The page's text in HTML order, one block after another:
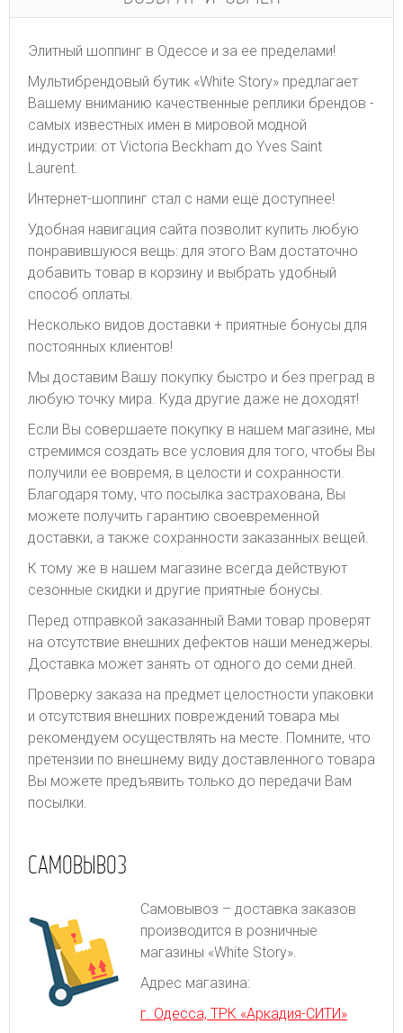
Элитный шоппинг в Одессе и за ее пределами!
Мультибрендовый бутик «White Story» предлагает
Вашему вниманию качественные реплики брендов -
самых известных имен в мировой модной
индустрии: от Victoria Beckham до Yves Saint
Laurent.
Интернет-шоппинг стал с нами ещё доступнее!
Удобная навигация сайта позволит купить любую
понравившуюся вещь: для этого Вам достаточно
добавить товар в корзину и выбрать удобный
способ оплаты.
Несколько видов доставки + приятные бонусы для
постоянных клиентов!
Мы доставим Вашу покупку быстро и без преград в
любую точку мира. Куда другие даже не доходят!
Если Вы совершаете покупку в нашем магазине, мы
стремимся создать все условия для того, чтобы Вы
получили ее вовремя, в целости и сохранности.
Благодаря тому, что посылка застрахована, Вы
можете получить гарантию своевременной
доставки, а также сохранности заказанных вещей.
К тому же в нашем магазине всегда действуют
сезонные скидки и другие приятные бонусы.
Перед отправкой заказанный Вами товар проверят
на отсутствие внешних дефектов наши менеджеры.
Доставка может занять от одного до семи дней.
Проверку заказа на предмет целостности упаковки
и отсутствия внешних повреждений товара мы
рекомендуем осуществлять на месте. Помните, что
претензии по внешнему виду доставленного товара
Вы можете предъявить только до передачи Вам
посылки.
САМОВЫВОЗ
Самовывоз – доставка заказов
производится в розничные
магазины «White Story».
Адрес магазина:
г. Одесса, ТРК «Аркадия-СИТИ»